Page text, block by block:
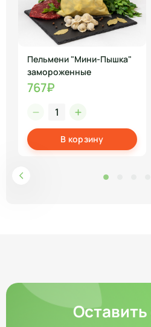
Пельмени "Мини-Пышка"
замороженные
767₽
В корзину